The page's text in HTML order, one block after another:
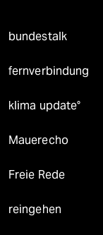
bundestalk
fernverbindung
klima update°
Mauerecho
Freie Rede
reingehen